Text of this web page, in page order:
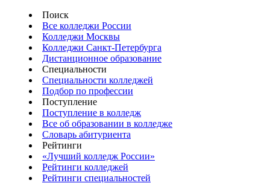
Поиск
Все колледжи России
Колледжи Москвы
Колледжи Санкт-Петербурга
Дистанционное образование
Специальности
Специальности колледжей
Подбор по профессии
Поступление
Поступление в колледж
Все об образовании в колледже
Словарь абитуриента
Рейтинги
«Лучший колледж России»
Рейтинги колледжей
Рейтинги специальностей